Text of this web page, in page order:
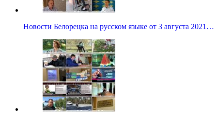
Новости Белорецка на русском языке от 3 августа 2021…